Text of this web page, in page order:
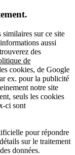
sur ce site
aussi
des
de
cookies, de Google
ex. pour la publicité
notre site
seuls les cookies
ci sont
pour répondre
sur le traitement
des données.